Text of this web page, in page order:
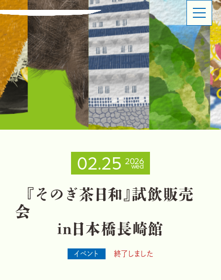
ABOUT
日本橋長崎館とは
SHOP OVERVIEW
ショップ概要
LATEST NEWS
お知らせ
LATEST EVENTS
イベント情報
PRODUCT INFORMATION CONTACT
お問い合わせ
イベントスペースのご利用について
プライバシーポリシー
02.25 2026
wed
『 そ の ぎ茶 日和 』試飲販売
会
in 日 本橋長崎館
イベント 終了しました